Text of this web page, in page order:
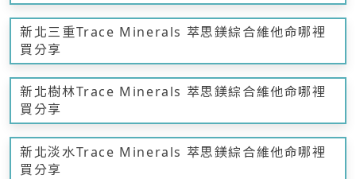
新北三重Trace Minerals 萃思鎂綜合維他命哪裡
買分享
新北樹林Trace Minerals 萃思鎂綜合維他命哪裡
買分享
新北淡水Trace Minerals 萃思鎂綜合維他命哪裡
買分享